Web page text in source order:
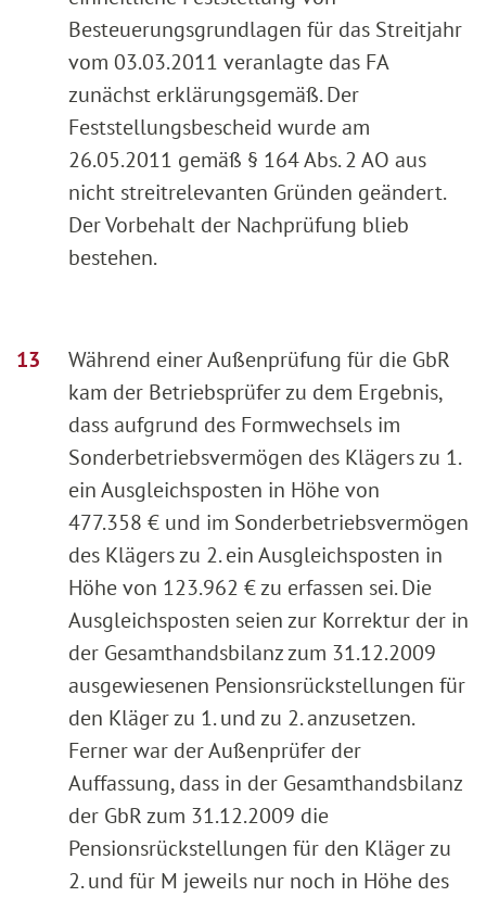
Besteuerungsgrundlagen für das Streitjahr
vom 03.03.2011 veranlagte das FA
zunächst erklärungsgemäß. Der
Feststellungsbescheid wurde am
26.05.2011 gemäß § 164 Abs. 2 AO aus
nicht streitrelevanten Gründen geändert.
Der Vorbehalt der Nachprüfung blieb
bestehen.
Während einer Außenprüfung für die GbR
kam der Betriebsprüfer zu dem Ergebnis,
dass aufgrund des Formwechsels im
Sonderbetriebsvermögen des Klägers zu 1.
ein Ausgleichsposten in Höhe von
477.358 € und im Sonderbetriebsvermögen
des Klägers zu 2. ein Ausgleichsposten in
Höhe von 123.962 € zu erfassen sei. Die
Ausgleichsposten seien zur Korrektur der in
der Gesamthandsbilanz zum 31.12.2009
ausgewiesenen Pensionsrückstellungen für
den Kläger zu 1. und zu 2. anzusetzen.
Ferner war der Außenprüfer der
Auffassung, dass in der Gesamthandsbilanz
der GbR zum 31.12.2009 die
Pensionsrückstellungen für den Kläger zu
2. und für M jeweils nur noch in Höhe des